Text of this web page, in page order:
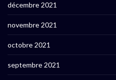
décembre 2021
novembre 2021
octobre 2021
septembre 2021